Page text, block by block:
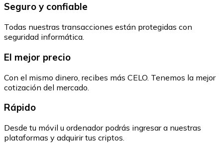
Seguro y confiable
Todas nuestras transacciones están protegidas con
seguridad informática.
El mejor precio
Con el mismo dinero, recibes más CELO. Tenemos la mejor
cotización del mercado.
Rápido
Desde tu móvil u ordenador podrás ingresar a nuestras
plataformas y adquirir tus criptos.